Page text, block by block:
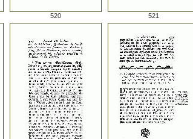
520 521